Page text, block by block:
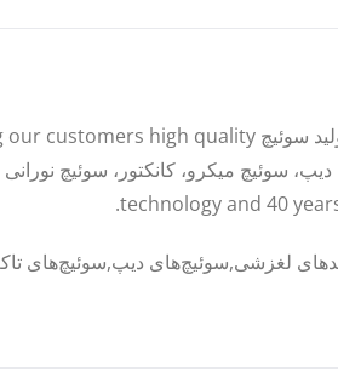
technology and 40